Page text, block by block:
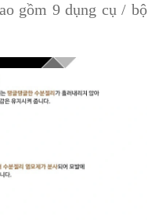
gồm 9 dụng cụ / bộ